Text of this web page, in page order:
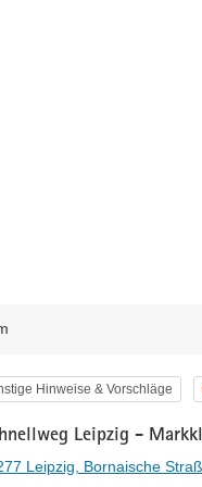
Hinweise & Vorschläge
Leipzig -
Leipzig, Bornaische